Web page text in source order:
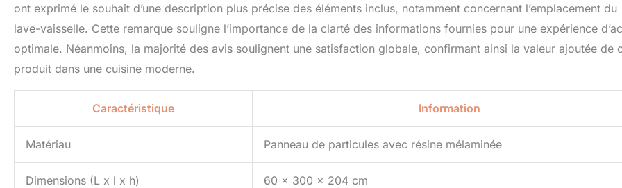
ont exprimé le souhait d’une description plus précise des éléments inclus, notamment concernant l’emplacement du
lave-vaisselle. Cette remarque souligne l’importance de la clarté des informations fournies pour une expérience
optimale. Néanmoins, la majorité des avis soulignent une satisfaction globale, confirmant ainsi la valeur ajoutée de
produit dans une cuisine moderne.
Caractéristique Information
Matériau Panneau de particules avec résine mélaminée
Dimensions (L x l x h) 60 x 300 x 204 cm